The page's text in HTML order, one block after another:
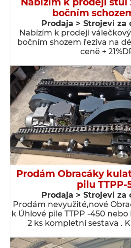
bočním
Prodaja > Strojevi za
Nabízím k prodeji
bočním shozem řeziva na
ceně +
Prodám Obracáky
pilu TTPP-
Prodaja > Strojevi za
Prodám nevyužité,nové
k Úhlové pile TTPP -450 nebo
2 ks kompletní sestava . K